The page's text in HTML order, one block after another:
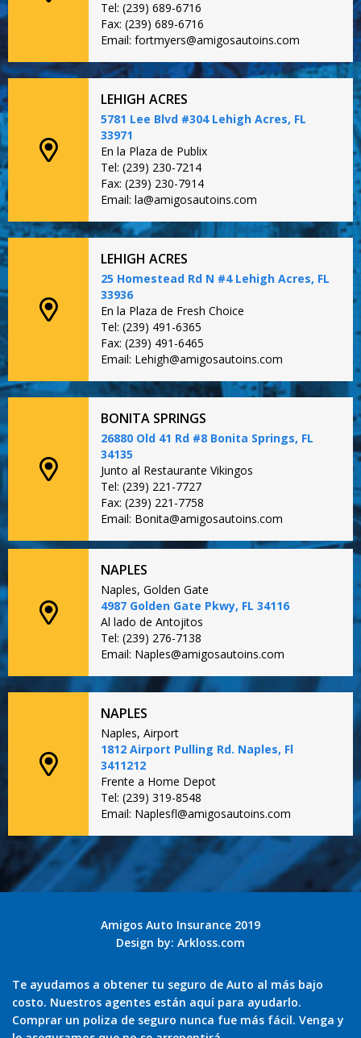
Tel: (239) 689-6716
Fax: (239) 689-6716
Email: fortmyers@amigosautoins.com
LEHIGH ACRES
5781 Lee Blvd #304 Lehigh Acres, FL
33971
En la Plaza de Publix
Tel: (239) 230-7214
Fax: (239) 230-7914
Email: la@amigosautoins.com
LEHIGH ACRES
25 Homestead Rd N #4 Lehigh Acres, FL
33936
En la Plaza de Fresh Choice
Tel: (239) 491-6365
Fax: (239) 491-6465
Email: Lehigh@amigosautoins.com
BONITA SPRINGS
26880 Old 41 Rd #8 Bonita Springs, FL
34135
Junto al Restaurante Vikingos
Tel: (239) 221-7727
Fax: (239) 221-7758
Email: Bonita@amigosautoins.com
NAPLES
Naples, Golden Gate
4987 Golden Gate Pkwy, FL 34116
Al lado de Antojitos
Tel: (239) 276-7138
Email: Naples@amigosautoins.com
NAPLES
Naples, Airport
1812 Airport Pulling Rd. Naples, Fl
3411212
Frente a Home Depot
Tel: (239) 319-8548
Email: Naplesfl@amigosautoins.com
Amigos Auto Insurance 2019
Design by: Arkloss.com
Te ayudamos a obtener tu seguro de Auto al más bajo
costo. Nuestros agentes están aquí para ayudarlo.
Comprar un poliza de seguro nunca fue más fácil. Venga y